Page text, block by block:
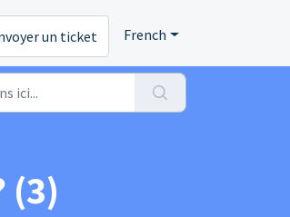
un ticket French
(3)